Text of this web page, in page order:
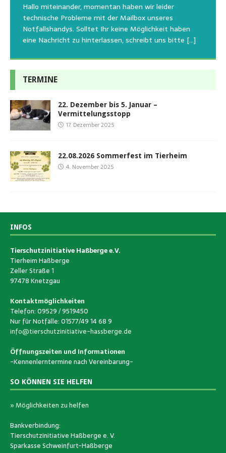
Hallo miteinander, momentan haben wir leider
technische Probleme mit der Mailbox unseres
Notfallshandys. Solltet Ihr keine Möglichkeit haben
eine Nachricht zu hinterlassen, schreibt uns bitte […]
Tierschutzinitiative Haßberge natürlich, wie auch in
den letzten 20 Jahren, immer noch für alle verwaisten
oder[…]
Sommerfest das Hundehaus zum Schutz unserer Tiere
geschlossen bleibt.Viele unserer Hunde erleben einen
emotionalen Stress bei Begegnung[…]
die gesteigerten Kosten auch uns so richtig in die Knie
und[…]
TERMINE
22. Dezember bis 5. Januar –
Vermittelungsstopp
17. Dezember 2025
22.08.2026 Sommerfest im Tierheim
4. November 2025
INFOS
Tierschutzinitiative Haßberge e.V.
Tierheim Haßberge
Zeller Straße 1
97478 Knetzgau
Kontaktmöglichkeiten
Telefon: 09529 / 9519450
Nur für Notfälle: 01577/49 14 68 9
info@tierschutzinitiative-hassberge.de
Öffnungszeiten und Informationen
-Kennenlerntermine nach Vereinbarung-
SO KÖNNEN SIE HELFEN
» Möglichkeiten zu helfen
Bankverbindung:
Tierschutzinitiative Haßberge e. V.
Sparkasse Schweinfurt-Haßberge